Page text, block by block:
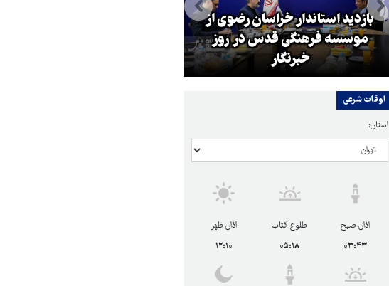
بازدید استاندار خراسان رضوی از
موسسه فرهنگی قدس در روز
خبرنگار
اوقات شرعی
استان:
اذان صبح
۰۳:۴۳
طلوع آفتاب
۰۵:۱۸
اذان ظهر
۱۲:۱۰